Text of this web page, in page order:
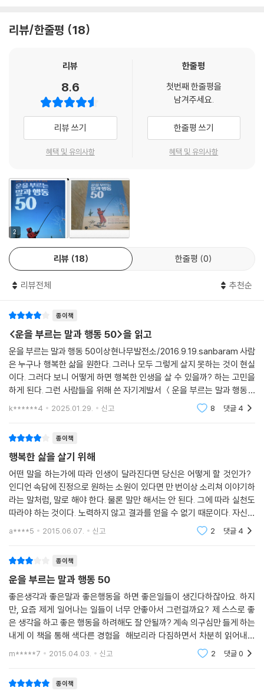
실패할 사람, 꼭 성공할 사람
남자의 인명은 ‘재처’다
부 록- 운을 부르는 실내 만들기 100
니다.”
사람이 누구일까요?”
“그야 이건희 회장님이겠지요?”
-「이건희 회장에게 19건의 보험을 판 사람」
모든 성공과 실패, 행운과 불운은 보이지 않는 티끌이 산을 이루듯 서서히
나타난 결과이다. 간혹 아무리 노력해도 운이 따라 주지 않는다면 운명을
탓하는 사람도 있는데 과연 그럴까?
“저는 시험 운이 없는 것 같습니다.”
“비슷비슷할 때는 운의 영향을 받지만 월등히 뛰어나면 운의 영향권에서
벗어납니다. 새는 공기총에 맞으면 죽지만 공기총에 맞아 죽는 코끼리는
없습니다.”
나의 얘기를 들은 젊은이는 김용진 박사의 교육을 3개월 받기로 했다. 그
는 한 달도 안 돼 공무원 시험에 응시하여 우수한 성적으로 당당히 합격했
다.
운명의 수레바퀴는 습관 대로 굴러가기 때문에 크게 되고 싶은 남자는 여
자를 고를 때 얼굴 보고 할 것이 아니라 말버릇을 보고 결정해도 늦지 않다.
-「남자 인명은 ‘재처’다」
--- 본문 중에서
로 ‘말씨 말투’ 열풍을 몰고온 저자는 세상에 타고난 운이 없는 사람은 없다
도 1%의 행운은 있게 마련이지요. 그 1%에 집중하면 즐거운 천국이 되지
만, 마음이 어두우면 보고도 보지 못하니 지옥일 밖에요.”
저자는 현존 인물 15,000명 역사 인물 5,000명을 대상으로 운이 좋은 사
람들의 특징을 뽑았는데 운은 스스로 운이 좋다고 여기는 사람의 편이라는
“운을 잡는 사람은 100% 긍정인들이었습니다. 마음이 즐거우면 자신이
있는 곳이 천국이 되지만, 마음이 힘든 사람은 수천억의 돈을 가지고 있어
도 지옥에서 벗어나지 못합니다. 그래서 매달 많은 수익을 올리면서도 부
족함을 느끼는 사람이 있는 반면 적은 수입으로도 풍족하게 사는 사람이
있는 법입니다.”
문화적 풍토 탓에 스스로 운이 좋다고 말하기가 쉽지 않다. 명품 언어 멘토
는 말한다.
“99도에서 끓지 않다가도 100도가 되어야 끓는 물이 되는 물처럼 불운에
서 행운으로 환경이 바뀌는 것은 1%의 행동과 말입니다. 작은 일에 감사하
는 모습은 그 사람을 돋보이게 합니다. 그런 사람이 드물기 때문이죠. 눈에
띄어야 운도 열리는 법입니다. 모두가 좋은 것을 알지만 실천하지 않는 것
을 하는 사람이 행운의 주인공이 되는 것입니다.”
1%의 말과 행동의 차이가 불운과 행운을 가른다고?
운이 따른 사람과 평범한 우리는 무엇이 다른 걸까?
* 운이 좋은 사람은 사촌이 땅을 살 때 땅을 치고 [기뻐한다]
* [기도]는 반드시 이루어진다고 믿는다. 이뤄지지 않는다면 심심풀이라
도 [기도]를 할 리가 없다. 김영삼 대통령은 학창시절 자신의 책상 앞에 ‘미
래 대통령 김영삼’이라고 썼다. 이것도 [기도]다. 말을 [기도]처럼 한다.
* 99에 만족 말라. [100]이 되어야 끓어넘친다. 끓어넘칠 때까지 인내한
* 같은 말도 [1만번] 반복하면 그대로 이루어진다. 이것이 ‘말씨’다. 콩나물
을 키워본 사람은 알 것이다.
* 뒷담화, 이간질, 거짓말은 [죽음의 언어]다. 불운의 늪에 빠지게 된다.
* [험담]은 세 사람을 죽인다. 험담을 들은 사람, 말한 사람, [험담]의 당사
자다.
* [운]은 덕망을 보고 달려든다. 돈보다 [운]은 번다.
특히 2014년 한 해에는 유독 말의 경상수지가 적자를 본 한 해였다. 재난
고들을 수습하는 말들은 거개가 절망과 비난으로 기울었다. 서로를 잇는
리뷰/한줄평 18
리뷰
8.6
리뷰 쓰기
혜택 및 유의사항
한줄평
첫번째 한줄평을
남겨주세요.
한줄평 쓰기
혜택 및 유의사항
2
리뷰 18 한줄평 0
리뷰전체 추천순
종이책
<운을 부르는 말과 행동 50>을 읽고
운을 부르는 말과 행동 50이상현나무발전소/2016.9.19.sanbaram 사람
은 누구나 행복한 삶을 원한다. 그러나 모두 그렇게 살지 못하는 것이 현실
이다. 그러다 보니 어떻게 하면 행복한 인생을 살 수 있을까? 하는 고민을
하게 된다. 그런 사람들을 위해 쓴 자기계발서 ＜운을 부르는 말과 행동 5
0＞의 서문에서는 “숙명은 어쩔 수 없다고 해도 운명은 마음만 먹으면 바
k******4 2025.01.29. 신고 8 댓글 4
종이책
행복한 삶을 살기 위해
어떤 말을 하는가에 따라 인생이 달라진다면 당신은 어떻게 할 것인가?
인디언 속담에 진정으로 원하는 소원이 있다면 만 번이상 소리쳐 이야기하
라는 말처럼, 말로 해야 한다. 물론 말만 해서는 안 된다. 그에 따라 실천도
따라야 하는 것이다. 노력하지 않고 결과를 얻을 수 없기 때문이다. 자신이
하는말에 따라 인생이 변할 수 있다. 중1 때 일이었다. 학교의 선도부 언니
a****5 2015.06.07. 신고 2 댓글 4
종이책
운을 부르는 말과 행동 50
좋은생각과 좋은말과 좋은행동을 하면 좋은일들이 생긴다하잖아요. 하지
만, 요즘 제게 일어나는 일들이 너무 안좋아서 그런걸까요? 제 스스로 좋
은 생각을 하고 좋은 행동을 하려해도 잘 안될까? 계속 의구심만 들게 하는
내게 이 책을 통해 색다른 경험을 해보리라 다짐하면서 차분히 읽어내려
갔다. 프로롤글에서 빌 게이츠 왈 - 젊어서 고생하는 것은 내 탓이 아니지
m*****7 2015.04.03. 신고 2 댓글0
종이책